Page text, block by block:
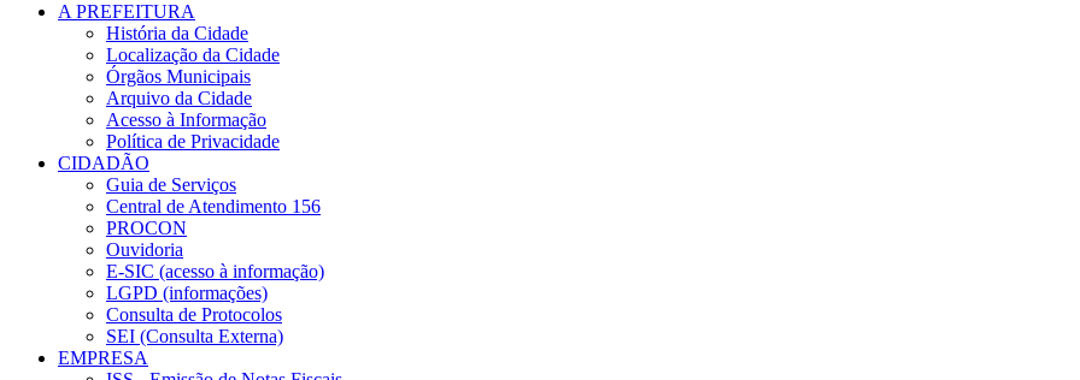
A PREFEITURA
História da Cidade
Localização da Cidade
Órgãos Municipais
Arquivo da Cidade
Acesso à Informação
Política de Privacidade
CIDADÃO
Guia de Serviços
Central de Atendimento 156
PROCON
Ouvidoria
E-SIC (acesso à informação)
LGPD (informações)
Consulta de Protocolos
SEI (Consulta Externa)
EMPRESA